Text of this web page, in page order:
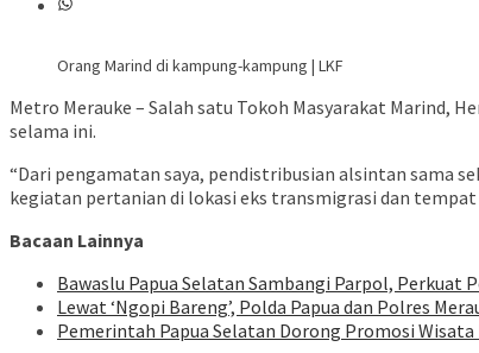
Orang Marind di kampung-kampung | LKF
Metro Merauke – Salah satu Tokoh Masyarakat Marind,
selama ini.
“Dari pengamatan saya, pendistribusian alsintan sama
kegiatan pertanian di lokasi eks transmigrasi dan tempat
Bacaan Lainnya
Bawaslu Papua Selatan Sambangi Parpol, Perkuat
Lewat ‘Ngopi Bareng’, Polda Papua dan Polres
Pemerintah Papua Selatan Dorong Promosi